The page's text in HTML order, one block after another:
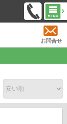
お問合せ